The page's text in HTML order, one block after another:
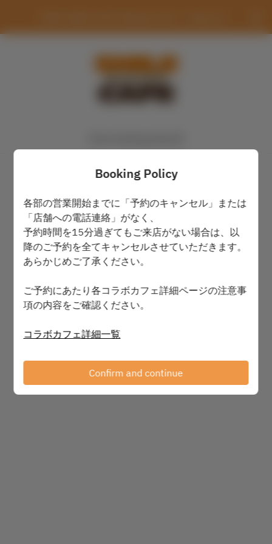
Pickup time
Sat Aug 8
Select a time
Find availability
Booking Policy
各部の営業開始までに「予約のキャンセル」または
「店舗への電話連絡」がなく、
予約時間を15分過ぎてもご来店がない場合は、以
降のご予約を全てキャンセルさせていただきます。
あらかじめご了承ください。
ご予約にあたり各コラボカフェ詳細ページの注意事
項の内容をご確認ください。
コラボカフェ詳細一覧
Confirm and continue